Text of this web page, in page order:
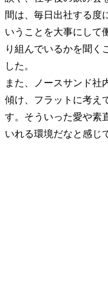
間は、毎日出社する度
いうことを大事にして
り組んでいるかを聞く
した。
また、ノースサンド社
傾け、フラットに考え
す。そういった愛や素
いれる環境だなと感じ